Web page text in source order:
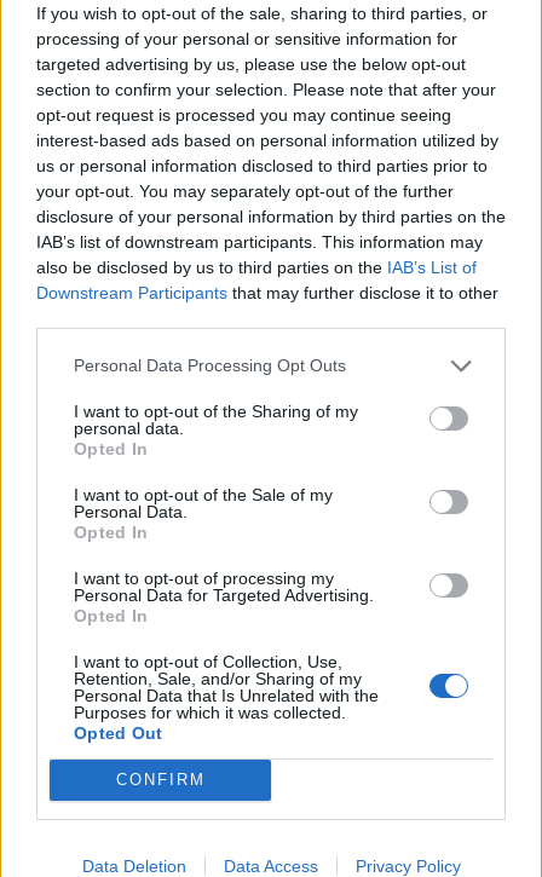
If you wish to opt-out of the sale, sharing to third parties, or
processing of your personal or sensitive information for
targeted advertising by us, please use the below opt-out
section to confirm your selection. Please note that after your
opt-out request is processed you may continue seeing
interest-based ads based on personal information utilized by
us or personal information disclosed to third parties prior to
your opt-out. You may separately opt-out of the further
disclosure of your personal information by third parties on the
IAB’s list of downstream participants. This information may
also be disclosed by us to third parties on the IAB’s List of
Downstream Participants that may further disclose it to other
Personal Data Processing Opt Outs
I want to opt-out of the Sharing of my
personal data.
Opted In
I want to opt-out of the Sale of my
Personal Data.
Opted In
I want to opt-out of processing my
Personal Data for Targeted Advertising.
Opted In
I want to opt-out of Collection, Use,
Retention, Sale, and/or Sharing of my
Personal Data that Is Unrelated with the
Purposes for which it was collected.
Opted Out
CONFIRM
Data Deletion Data Access Privacy Policy
Ακολουθήστε το OLAFAQ
στο Google News
Newsroom
Ετικέτες :Γαστρονομία,Ελβετία,Προϊόντα,Σπηλιές,Φυσικά Ψυγεία
Δείτε επίσης